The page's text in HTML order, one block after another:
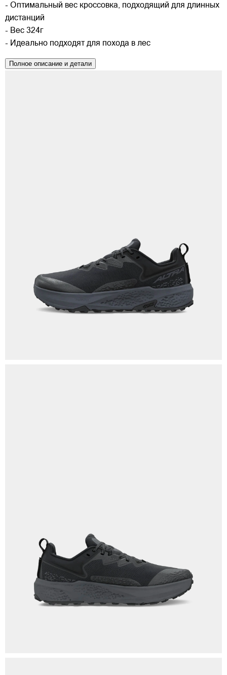
- Оптимальный вес кроссовка, подходящий для длинных
дистанций
- Вес 324г
- Идеально подходят для похода в лес
Полное описание и детали